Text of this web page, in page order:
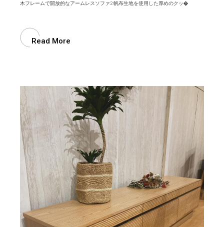
木フレームで開放的なアームレスソファ2 帆布生地を使用した厚めのクッ�
Read More